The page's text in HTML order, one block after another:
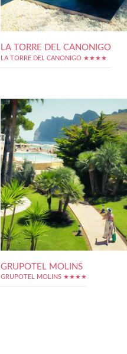
LA TORRE DEL CANONIGO
LA TORRE DEL CANONIGO ★★★★
GRUPOTEL MOLINS
GRUPOTEL MOLINS ★★★★